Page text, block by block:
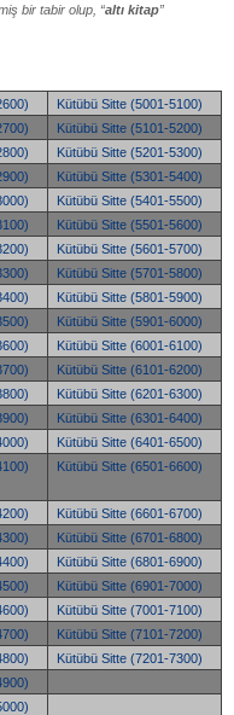
bir tabir olup, “altı kitap”
Kütübü Sitte (5001-5100)
Kütübü Sitte (5101-5200)
Kütübü Sitte (5201-5300)
Kütübü Sitte (5301-5400)
Kütübü Sitte (5401-5500)
Kütübü Sitte (5501-5600)
Kütübü Sitte (5601-5700)
Kütübü Sitte (5701-5800)
Kütübü Sitte (5801-5900)
Kütübü Sitte (5901-6000)
Kütübü Sitte (6001-6100)
Kütübü Sitte (6101-6200)
Kütübü Sitte (6201-6300)
Kütübü Sitte (6301-6400)
Kütübü Sitte (6401-6500)
Kütübü Sitte (6501-6600)
Kütübü Sitte (6601-6700)
Kütübü Sitte (6701-6800)
Kütübü Sitte (6801-6900)
Kütübü Sitte (6901-7000)
Kütübü Sitte (7001-7100)
Kütübü Sitte (7101-7200)
Kütübü Sitte (7201-7300)